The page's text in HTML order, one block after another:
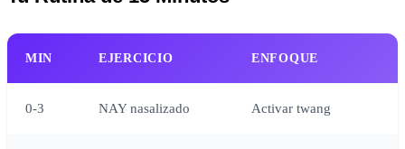
MIN EJERCICIO ENFOQUE
0-3 NAY nasalizado Activar twang